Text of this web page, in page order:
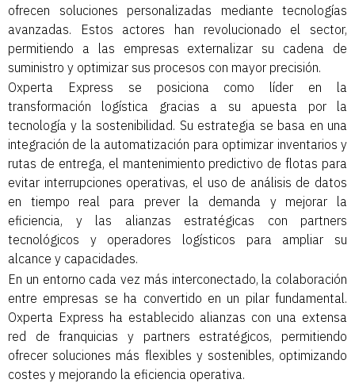
ofrecen soluciones personalizadas mediante tecnologías
avanzadas. Estos actores han revolucionado el sector,
permitiendo a las empresas externalizar su cadena de
suministro y optimizar sus procesos con mayor precisión.
Oxperta Express se posiciona como líder en la
transformación logística gracias a su apuesta por la
tecnología y la sostenibilidad. Su estrategia se basa en una
integración de la automatización para optimizar inventarios y
rutas de entrega, el mantenimiento predictivo de flotas para
evitar interrupciones operativas, el uso de análisis de datos
en tiempo real para prever la demanda y mejorar la
eficiencia, y las alianzas estratégicas con partners
tecnológicos y operadores logísticos para ampliar su
alcance y capacidades.
En un entorno cada vez más interconectado, la colaboración
entre empresas se ha convertido en un pilar fundamental.
Oxperta Express ha establecido alianzas con una extensa
red de franquicias y partners estratégicos, permitiendo
ofrecer soluciones más flexibles y sostenibles, optimizando
costes y mejorando la eficiencia operativa.